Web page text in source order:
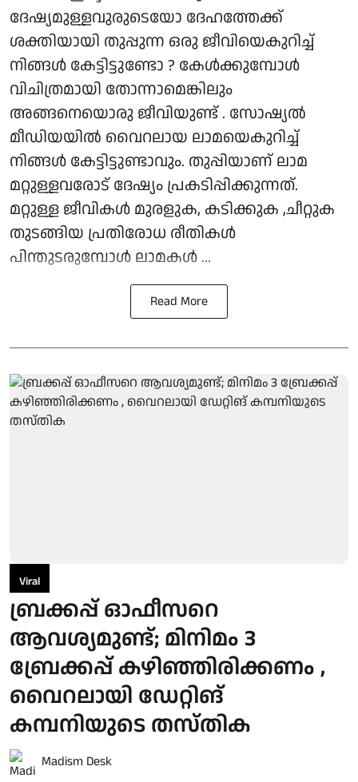
ദേഷ്യമുള്ളവുരുടെയോ ദേഹത്തേക്ക്
ശക്തിയായി തുപ്പുന്ന ഒരു ജീവിയെകുറിച്ച്
നിങ്ങൾ കേട്ടിട്ടുണ്ടോ ? കേൾക്കുമ്പോൾ
വിചിത്രമായി തോന്നാമെങ്കിലും
അങ്ങനെയൊരു ജീവിയുണ്ട് . സോഷ്യൽ
മീഡിയയിൽ വൈറലായ ലാമയെകുറിച്ച്
നിങ്ങൾ കേട്ടിട്ടുണ്ടാവും. തുപ്പിയാണ് ലാമ
മറ്റുള്ളവരോട് ദേഷ്യം പ്രകടിപ്പിക്കുന്നത്.
മറ്റുള്ള ജീവികൾ മുരളുക, കടിക്കുക ,ചീറ്റുക
തുടങ്ങിയ പ്രതിരോധ രീതികൾ
പിന്തുടരുമ്പോൾ ലാമകൾ ...
Read More
Viral
ബ്രക്കപ്പ് ഓഫീസറെ
ആവശ്യമുണ്ട്; മിനിമം 3
ബ്രേക്കപ്പ് കഴിഞ്ഞിരിക്കണം ,
വൈറലായി ഡേറ്റിങ്
കമ്പനിയുടെ തസ്തിക
Madism Desk